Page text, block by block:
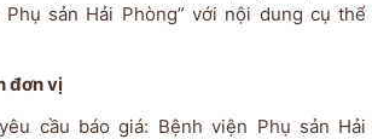
sản Hải Phòng”với nội dung cụ thể
đơn vị
cầu báo giá: Bệnh viện Phụ sản Hải